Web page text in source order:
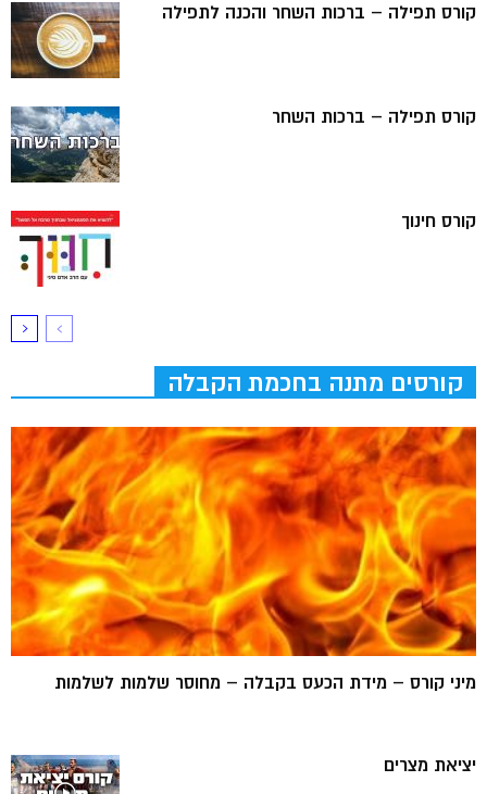
קורס תפילה – ברכות השחר והכנה לתפילה
קורס תפילה – ברכות השחר
קורס חינוך
קורסים מתנה בחכמת הקבלה
מיני קורס – מידת הכעס בקבלה – מחוסר שלמות לשלמות
יציאת מצרים